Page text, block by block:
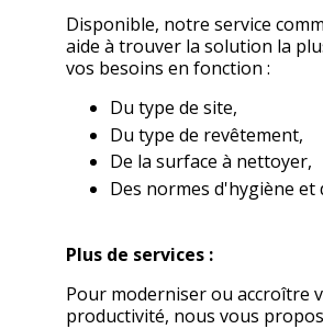
Disponible, notre service
aide à trouver la solution la
vos besoins en fonction :
Du type de site,
Du type de revêtement,
De la surface à nettoyer,
Des normes d'hygiène et
Plus de services :
Pour moderniser ou accroître
productivité, nous vous